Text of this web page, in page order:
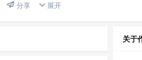
 分享  展开
关于